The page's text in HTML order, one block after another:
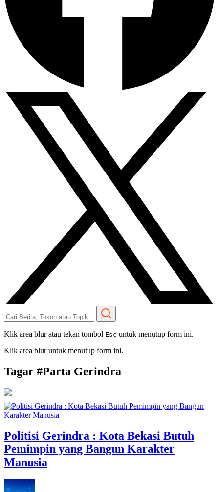
Klik area blur atau tekan tombol Esc untuk menutup form ini.
Klik area blur untuk menutup form ini.
Tagar #Parta Gerindra
Politisi Gerindra : Kota Bekasi Butuh
Pemimpin yang Bangun Karakter
Manusia